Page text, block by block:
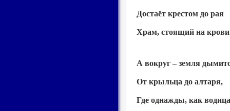
Достаёт крестом до рая
Храм, стоящий на
А вокруг – земля
От крыльца до алтаря,
Где однажды, как